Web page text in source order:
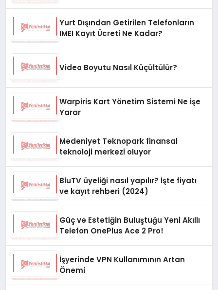
Yurt Dışından Getirilen Telefonların
IMEI Kayıt Ücreti Ne Kadar?
Video Boyutu Nasıl Küçültülür?
Warpiris Kart Yönetim Sistemi Ne işe
Yarar
Medeniyet Teknopark finansal
teknoloji merkezi oluyor
BluTV üyeliği nasıl yapılır? İşte fiyatı
ve kayıt rehberi (2024)
Güç ve Estetiğin Buluştuğu Yeni Akıllı
Telefon OnePlus Ace 2 Pro!
İşyerinde VPN Kullanımının Artan
Önemi